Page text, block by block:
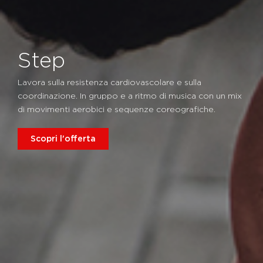
Step
Lavora sulla resistenza cardiovascolare e sulla
coordinazione. In gruppo e a ritmo di musica con un mix
di movimenti aerobici e sequenze coreografiche.
Scopri l'offerta